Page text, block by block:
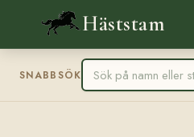
Häststam
SNABBSÖK